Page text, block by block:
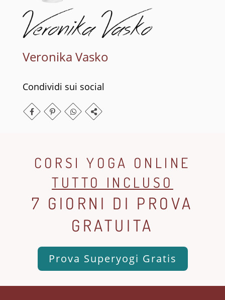
Veronika Vasko
Condividi sui social
CORSI YOGA ONLINE
TUTTO INCLUSO
7 GIORNI DI PROVA
GRATUITA
Prova Superyogi Gratis